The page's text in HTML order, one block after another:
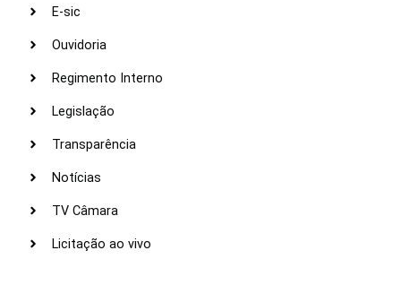
E-sic
Ouvidoria
Regimento Interno
Legislação
Transparência
Notícias
TV Câmara
Licitação ao vivo